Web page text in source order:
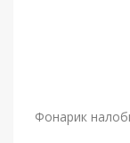
Фонарик